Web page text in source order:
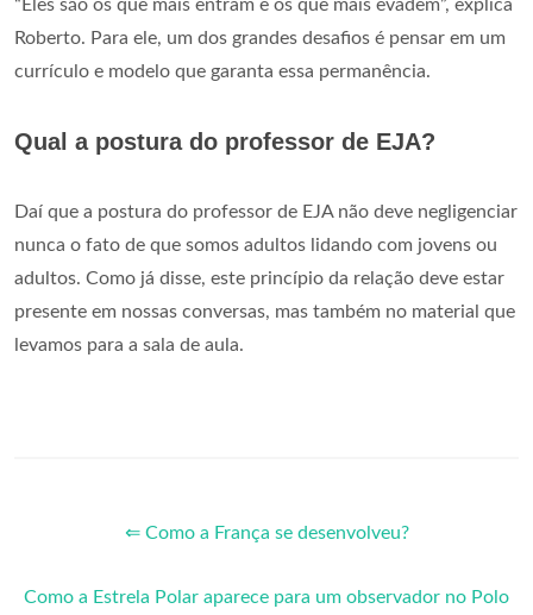
“Eles são os que mais entram e os que mais evadem”, explica
Roberto. Para ele, um dos grandes desafios é pensar em um
currículo e modelo que garanta essa permanência.
Qual a postura do professor de EJA?
Daí que a postura do professor de EJA não deve negligenciar
nunca o fato de que somos adultos lidando com jovens ou
adultos. Como já disse, este princípio da relação deve estar
presente em nossas conversas, mas também no material que
levamos para a sala de aula.
⇐ Como a França se desenvolveu?
Como a Estrela Polar aparece para um observador no Polo